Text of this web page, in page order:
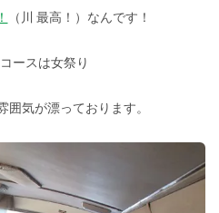
（川 最高！）なんです！
ースは女祭り
囲気が漂っております。